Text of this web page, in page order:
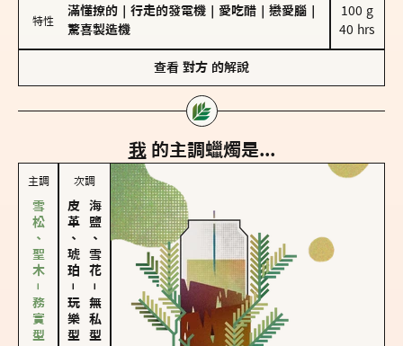
特性
滿懂撩的 行走的發電機 愛吃醋 戀愛腦
驚喜製造機
100 g
40 hrs
查看 對方 的解說
我 的主調蠟燭是...
主調
雪松、聖木－務實型
次調
皮革、琥珀
－
玩樂型
海鹽、雪花
－
無私型